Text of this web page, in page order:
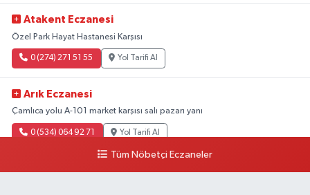
Atakent Eczanesi
Özel Park Hayat Hastanesi Karşısı
0 (274) 271 51 55 Yol Tarifi Al
Arık Eczanesi
Çamlıca yolu A-101 market karşısı salı pazarı yanı
0 (534) 064 92 71 Yol Tarifi Al
Tüm Nöbetçi Eczaneler